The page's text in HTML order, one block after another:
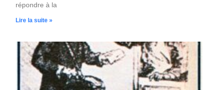
répondre à la
Lire la suite »